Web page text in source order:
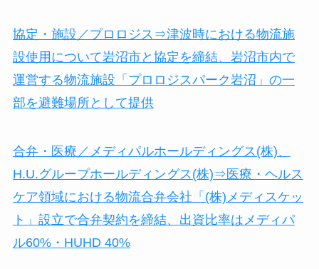
協定・施設／プロロジス⇒津波時における物流施
設使用について岩沼市と協定を締結、岩沼市内で
運営する物流施設「プロロジスパーク岩沼」の一
部を避難場所として提供
合弁・医療／メディパルホールディングス(株)、
H.U.グループホールディングス(株)⇒医療・ヘルス
ケア領域における物流合弁会社「(株)メディスケッ
ト」設立で合弁契約を締結、出資比率はメディパ
ル60%・HUHD 40%